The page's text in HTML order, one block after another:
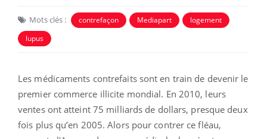
Mots clés : contrefaçon Mediapart
logement
lupus
Les médicaments contrefaits sont en train de devenir le
premier commerce illicite mondial. En 2010, leurs
ventes ont atteint 75 milliards de dollars, presque deux
fois plus qu’en 2005. Alors pour contrer ce fléau,